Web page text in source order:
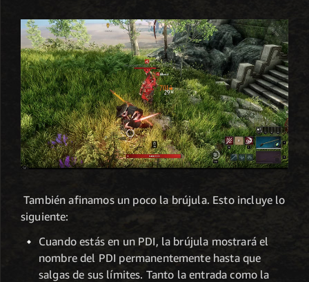
También afinamos un poco la brújula. Esto incluye lo
siguiente:
Cuando estás en un PDI, la brújula mostrará el
nombre del PDI permanentemente hasta que
salgas de sus límites. Tanto la entrada como la